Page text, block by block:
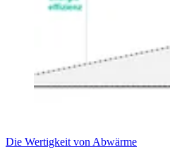
Die Wertigkeit von Abwärme